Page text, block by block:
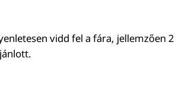
vidd fel a fára, jellemzően